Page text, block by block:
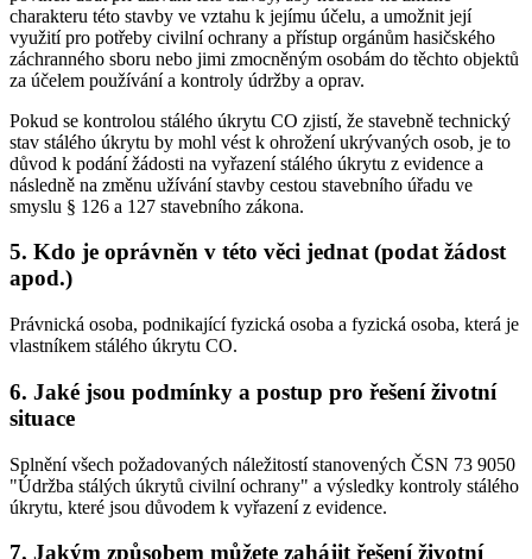
charakteru této stavby ve vztahu k jejímu účelu, a umožnit její
využití pro potřeby civilní ochrany a přístup orgánům hasičského
záchranného sboru nebo jimi zmocněným osobám do těchto objektů
za účelem používání a kontroly údržby a oprav.
Pokud se kontrolou stálého úkrytu CO zjistí, že stavebně technický
stav stálého úkrytu by mohl vést k ohrožení ukrývaných osob, je to
důvod k podání žádosti na vyřazení stálého úkrytu z evidence a
následně na změnu užívání stavby cestou stavebního úřadu ve
smyslu § 126 a 127 stavebního zákona.
5. Kdo je oprávněn v této věci jednat (podat žádost
apod.)
Právnická osoba, podnikající fyzická osoba a fyzická osoba, která je
vlastníkem stálého úkrytu CO.
6. Jaké jsou podmínky a postup pro řešení životní
situace
Splnění všech požadovaných náležitostí stanovených ČSN 73 9050
"Údržba stálých úkrytů civilní ochrany" a výsledky kontroly stálého
úkrytu, které jsou důvodem k vyřazení z evidence.
7. Jakým způsobem můžete zahájit řešení životní